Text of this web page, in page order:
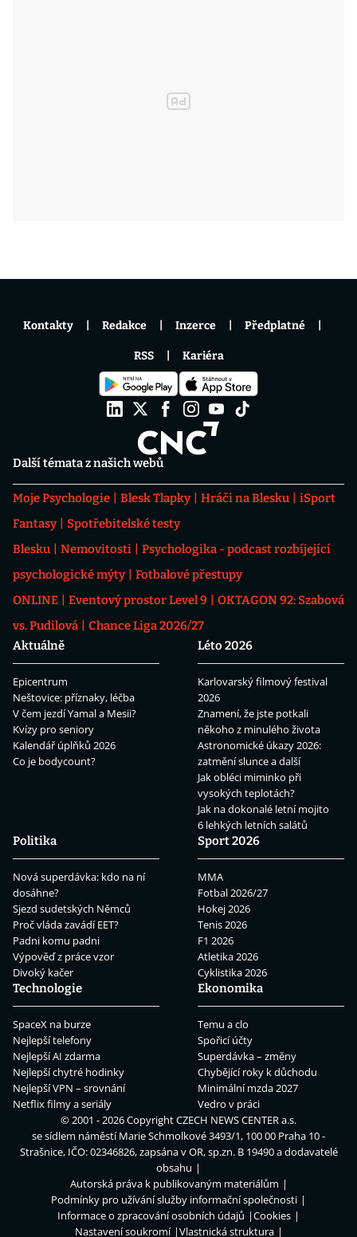
Další témata z našich webů
Moje Psychologie Blesk Tlapky Hráči na Blesku
iSport
Fantasy
Spotřebitelské testy
Blesku
Nemovitosti
Psychologika - podcast rozbíjející
psychologické mýty
Fotbalové přestupy
ONLINE
Eventový prostor Level 9
OKTAGON 92: Szabová
vs. Pudilová
Chance Liga 2026/27
Aktuálně
Epicentrum
Neštovice: příznaky, léčba
V čem jezdí Yamal a Mesii?
Kvízy pro seniory
Kalendář úplňků 2026
Co je bodycount?
Léto 2026
Karlovarský filmový festival
2026
Znamení, že jste potkali
někoho z minulého života
Astronomické úkazy 2026:
zatmění slunce a další
Jak obléci miminko při
vysokých teplotách?
Jak na dokonalé letní mojito
6 lehkých letních salátů
Politika
Nová superdávka: kdo na ní
dosáhne?
Sjezd sudetských Němců
Proč vláda zavádí EET?
Padni komu padni
Výpověď z práce vzor
Divoký kačer
Sport 2026
MMA
Fotbal 2026/27
Hokej 2026
Tenis 2026
F1 2026
Atletika 2026
Cyklistika 2026
Technologie
SpaceX na burze
Nejlepší telefony
Nejlepší AI zdarma
Nejlepší chytré hodinky
Nejlepší VPN – srovnání
Netflix filmy a seriály
Ekonomika
Temu a clo
Spořicí účty
Superdávka – změny
Chybějící roky k důchodu
Minimální mzda 2027
Vedro v práci
Kontakty Redakce Inzerce Předplatné
RSS Kariéra
© 2001 - 2026 CopyrightCZECH NEWS CENTER a.s.
se sídlem náměstí Marie Schmolkové 3493/1, 100 00 Praha 10 -
Strašnice, IČO: 02346826, zapsána v OR, sp.zn. B 19490 a dodavatelé
obsahu
Autorská práva k publikovaným materiálům
Podmínky pro užívání služby informační společnosti
Informace o zpracování osobních údajů
Cookies
Nastavení soukromí
Vlastnická struktura